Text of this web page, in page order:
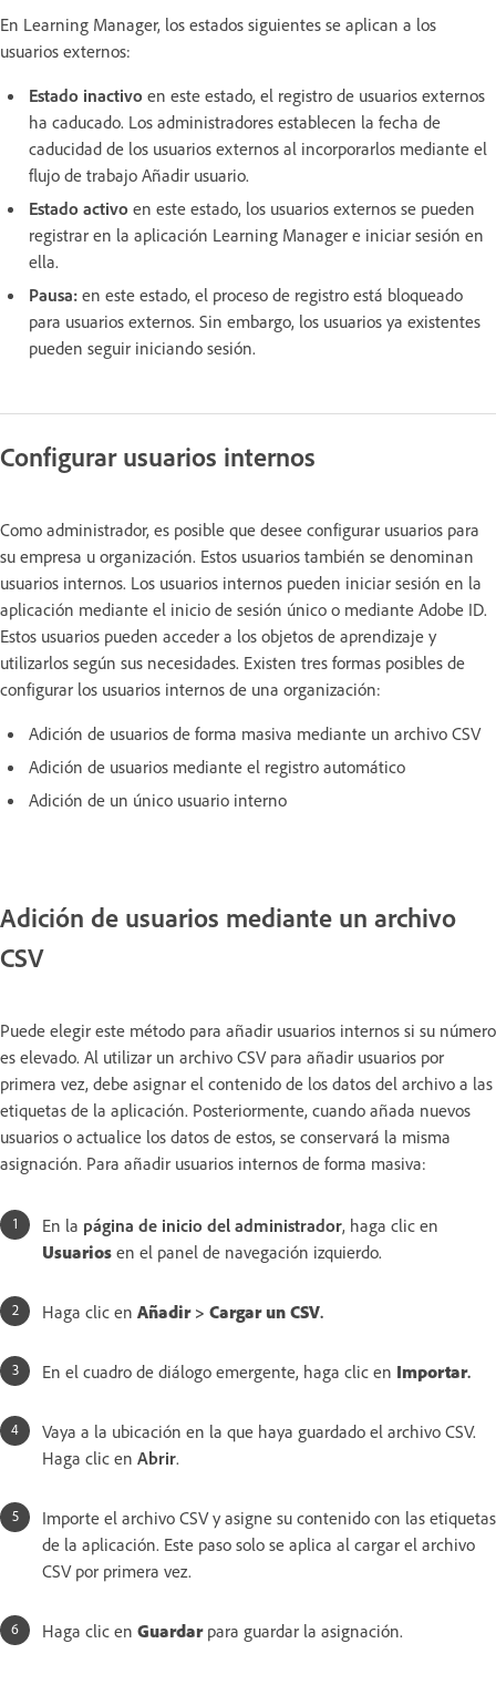
En Learning Manager, los estados siguientes se aplican a los
usuarios externos:
Estado inactivo en este estado, el registro de usuarios externos
ha caducado. Los administradores establecen la fecha de
caducidad de los usuarios externos al incorporarlos mediante el
flujo de trabajo Añadir usuario.
Estado activo en este estado, los usuarios externos se pueden
registrar en la aplicación Learning Manager e iniciar sesión en
ella.
Pausa: en este estado, el proceso de registro está bloqueado
para usuarios externos. Sin embargo, los usuarios ya existentes
pueden seguir iniciando sesión.
Configurar usuarios internos
Como administrador, es posible que desee configurar usuarios para
su empresa u organización. Estos usuarios también se denominan
usuarios internos. Los usuarios internos pueden iniciar sesión en la
aplicación mediante el inicio de sesión único o mediante Adobe ID.
Estos usuarios pueden acceder a los objetos de aprendizaje y
utilizarlos según sus necesidades. Existen tres formas posibles de
configurar los usuarios internos de una organización:
Adición de usuarios de forma masiva mediante un archivo CSV
Adición de usuarios mediante el registro automático
Adición de un único usuario interno
Adición de usuarios mediante un archivo
CSV
Puede elegir este método para añadir usuarios internos si su número
es elevado. Al utilizar un archivo CSV para añadir usuarios por
primera vez, debe asignar el contenido de los datos del archivo a las
etiquetas de la aplicación. Posteriormente, cuando añada nuevos
usuarios o actualice los datos de estos, se conservará la misma
asignación. Para añadir usuarios internos de forma masiva:
En la página de inicio del administrador, haga clic en
Usuarios en el panel de navegación izquierdo.
Haga clic en Añadir> Cargar un CSV.
En el cuadro de diálogo emergente, haga clic en Importar.
Vaya a la ubicación en la que haya guardado el archivo CSV.
Haga clic en Abrir.
Importe el archivo CSV y asigne su contenido con las etiquetas
de la aplicación. Este paso solo se aplica al cargar el archivo
CSV por primera vez.
Haga clic en Guardar para guardar la asignación.